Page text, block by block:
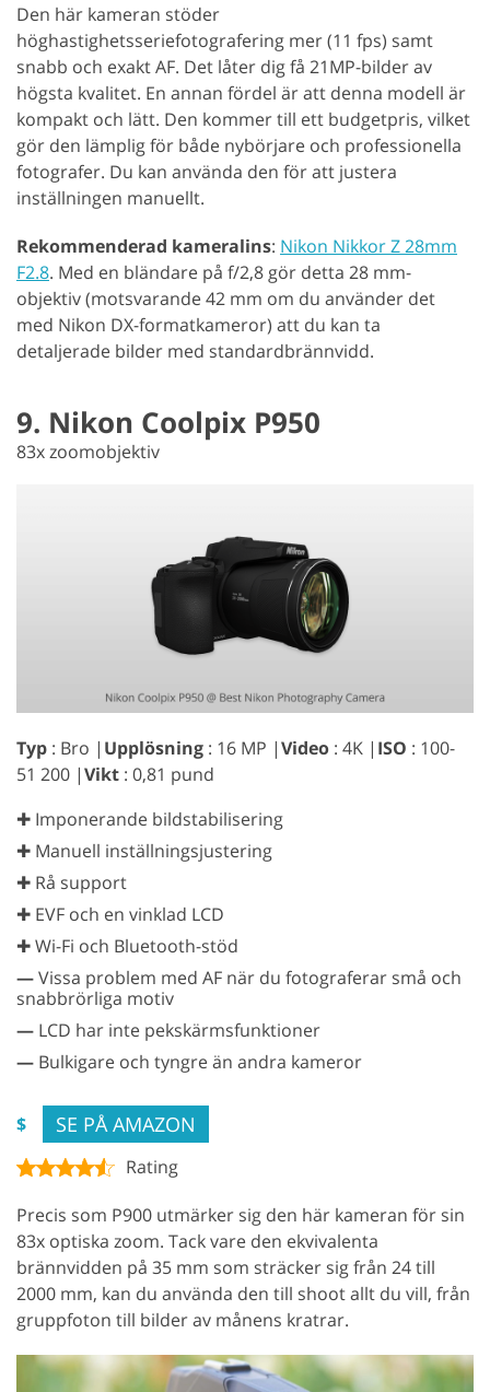
Den här kameran stöder
höghastighetsseriefotografering mer (11 fps) samt
snabb och exakt AF. Det låter dig få 21MP-bilder av
högsta kvalitet. En annan fördel är att denna modell är
kompakt och lätt. Den kommer till ett budgetpris, vilket
gör den lämplig för både nybörjare och professionella
fotografer. Du kan använda den för att justera
inställningen manuellt.
Rekommenderad kameralins: Nikon Nikkor Z 28mm
F2.8. Med en bländare på f/2,8 gör detta 28 mm-
objektiv (motsvarande 42 mm om du använder det
med Nikon DX-formatkameror) att du kan ta
detaljerade bilder med standardbrännvidd.
9. Nikon Coolpix P950
83x zoomobjektiv
Typ : Bro | Upplösning : 16 MP |Video : 4K | ISO : 100-
51 200 |Vikt : 0,81 pund
✚ Imponerande bildstabilisering
✚ Manuell inställningsjustering
✚ Rå support
✚ EVF och en vinklad LCD
✚ Wi-Fi och Bluetooth-stöd
—Vissa problem med AF när du fotograferar små och
snabbrörliga motiv
— LCD har inte pekskärmsfunktioner
— Bulkigare och tyngre än andra kameror
$ SE PÅ AMAZON
Rating
Precis som P900 utmärker sig den här kameran för sin
83x optiska zoom. Tack vare den ekvivalenta
brännvidden på 35 mm som sträcker sig från 24 till
2000 mm, kan du använda den till shoot allt du vill, från
gruppfoton till bilder av månens kratrar.